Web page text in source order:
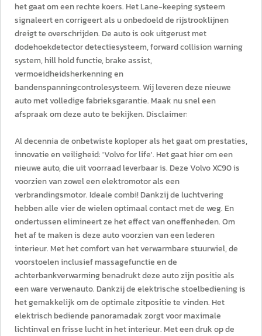
het gaat om een rechte koers. Het Lane-keeping systeem
signaleert en corrigeert als u onbedoeld de rijstrooklijnen
dreigt te overschrijden. De auto is ook uitgerust met
dodehoekdetector detectiesysteem, forward collision warning
system, hill hold functie, brake assist,
vermoeidheidsherkenning en
bandenspanningcontrolesysteem. Wij leveren deze nieuwe
auto met volledige fabrieksgarantie. Maak nu snel een
afspraak om deze auto te bekijken. Disclaimer:
Al decennia de onbetwiste koploper als het gaat om prestaties,
innovatie en veiligheid: 'Volvo for life'. Het gaat hier om een
nieuwe auto, die uit voorraad leverbaar is. Deze Volvo XC90 is
voorzien van zowel een elektromotor als een
verbrandingsmotor. Ideale combi! Dankzij de luchtvering
hebben alle vier de wielen optimaal contact met de weg. En
ondertussen elimineert ze het effect van oneffenheden. Om
het af te maken is deze auto voorzien van een lederen
interieur. Met het comfort van het verwarmbare stuurwiel, de
voorstoelen inclusief massagefunctie en de
achterbankverwarming benadrukt deze auto zijn positie als
een ware verwenauto. Dankzij de elektrische stoelbediening is
het gemakkelijk om de optimale zitpositie te vinden. Het
elektrisch bediende panoramadak zorgt voor maximale
lichtinval en frisse lucht in het interieur. Met een druk op de